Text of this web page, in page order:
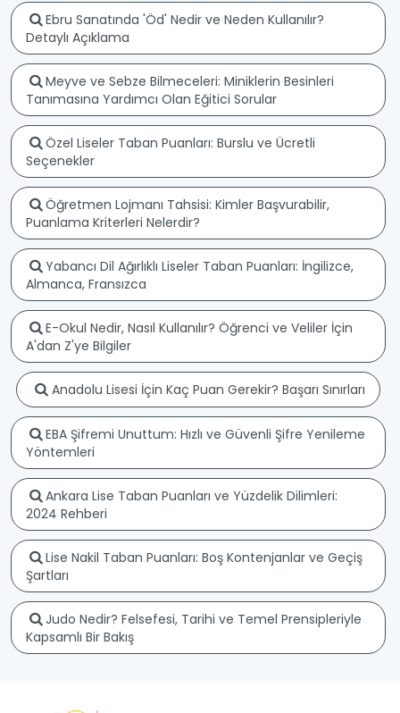
Ebru Sanatında 'Öd' Nedir ve Neden Kullanılır?
Detaylı Açıklama
Meyve ve Sebze Bilmeceleri: Miniklerin Besinleri
Tanımasına Yardımcı Olan Eğitici Sorular
Özel Liseler Taban Puanları: Burslu ve Ücretli
Seçenekler
Öğretmen Lojmanı Tahsisi: Kimler Başvurabilir,
Puanlama Kriterleri Nelerdir?
Yabancı Dil Ağırlıklı Liseler Taban Puanları: İngilizce,
Almanca, Fransızca
E-Okul Nedir, Nasıl Kullanılır? Öğrenci ve Veliler İçin
A'dan Z'ye Bilgiler
Anadolu Lisesi İçin Kaç Puan Gerekir? Başarı Sınırları
EBA Şifremi Unuttum: Hızlı ve Güvenli Şifre Yenileme
Yöntemleri
Ankara Lise Taban Puanları ve Yüzdelik Dilimleri:
2024 Rehberi
Lise Nakil Taban Puanları: Boş Kontenjanlar ve Geçiş
Şartları
Judo Nedir? Felsefesi, Tarihi ve Temel Prensipleriyle
Kapsamlı Bir Bakış